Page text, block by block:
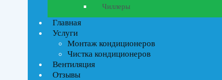
Чиллеры
Главная
Услуги
Монтаж кондиционеров
Чистка кондиционеров
Вентиляция
Отзывы